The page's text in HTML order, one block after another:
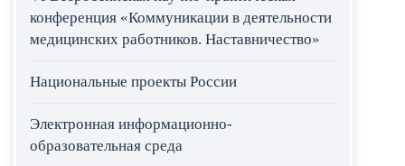
конференция «Коммуникации в деятельности
медицинских работников. Наставничество»
Национальные проекты России
Электронная информационно-
образовательная среда